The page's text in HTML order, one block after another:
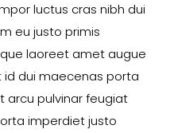
luctus cras nibh dui
eu justo primis
laoreet amet augue
dui maecenas porta
arcu pulvinar feugiat
imperdiet justo